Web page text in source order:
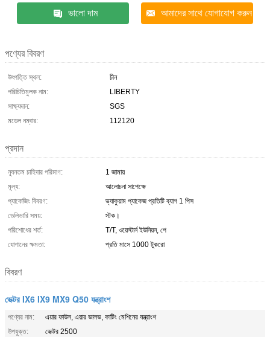
ভালো দাম আমাদের সাথে যোগাযোগ করুন
পণ্যের বিবরণ
উৎপত্তি স্থল:
চীন
পরিচিতিমুলক নাম:
LIBERTY
সাক্ষ্যদান:
SGS
মডেল নম্বার:
112120
প্রদান
ন্যূনতম চাহিদার পরিমাণ:
1 জামায়
মূল্য:
আলোচনা সাপেক্ষে
প্যাকেজিং বিবরণ:
ভ্যাকুয়াম প্যাকেজ প্রতিটি ব্যাগ 1 পিস
ডেলিভারি সময়:
স্টক।
পরিশোধের শর্ত:
T/T, ওয়েস্টার্ন ইউনিয়ন, পে
যোগানের ক্ষমতা:
প্রতি মাসে 1000 টুকরো
বিবরণ
ভেক্টর IX6 IX9 MX9 Q50 যন্ত্রাংশ
পণ্যের নাম:
এয়ার ফাউস, এয়ার ভালভ, কাটিং মেশিনের যন্ত্রাংশ
উপযুক্ত:
ভেক্টর 2500